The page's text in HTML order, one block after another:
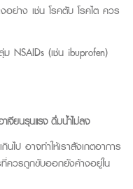
อย่าง เช่น โรคตับ โรคไต ควร
NSAIDs (เช่น ibuprofen)
เจียนรุนแรง ดื่มน้ำไม่ลง
ไป อาจทำให้เราสังเกตอาการ
ควรถูกขับออกยังค้างอยู่ใน